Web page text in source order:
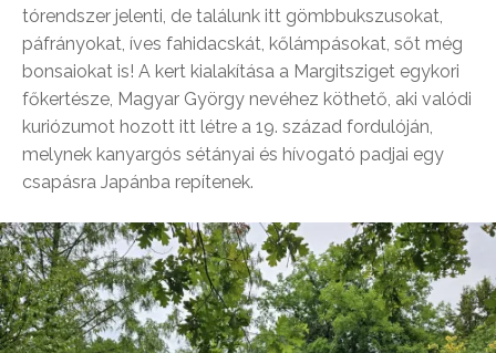
tórendszer jelenti, de találunk itt gömbbukszusokat,
páfrányokat, íves fahidacskát, kőlámpásokat, sőt még
bonsaiokat is! A kert kialakítása a Margitsziget egykori
főkertésze, Magyar György nevéhez köthető, aki valódi
kuriózumot hozott itt létre a 19. század fordulóján,
melynek kanyargós sétányai és hívogató padjai egy
csapásra Japánba repítenek.